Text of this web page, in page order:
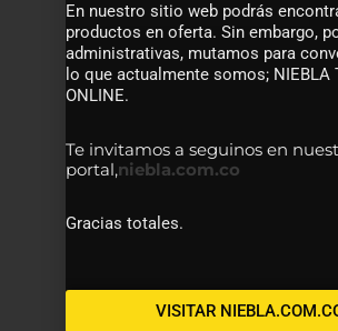
En nuestro sitio web podrás
productos en oferta. Sin embargo,
administrativas, mutamos para
lo que actualmente somos; NIEBLA
ONLINE.
Te invitamos a seguinos en
portal,niebla.com.co
Gracias totales.
VISITAR